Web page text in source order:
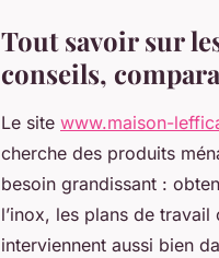
Tout savoir sur
conseils,
Le site www.maison-
cherche des produits
besoin grandissant :
l’inox, les plans de
interviennent aussi bien